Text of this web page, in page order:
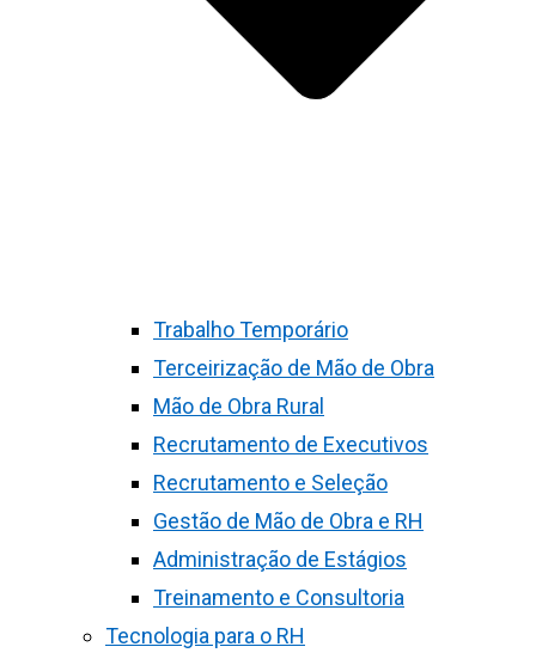
Trabalho Temporário
Terceirização de Mão de Obra
Mão de Obra Rural
Recrutamento de Executivos
Recrutamento e Seleção
Gestão de Mão de Obra e RH
Administração de Estágios
Treinamento e Consultoria
Tecnologia para o RH